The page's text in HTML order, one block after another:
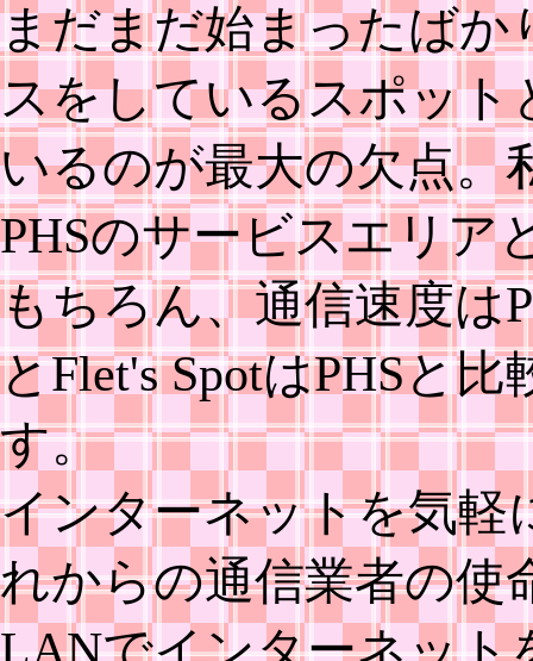
まだまだ始まったばか
スをしているスポッ
いるのが最大の欠点。
PHSのサービスエリア
もちろん、通信速度は
とFlet's SpotはPHSと
す。
インターネットを気軽
れからの通信業者の使
LANでインターネット